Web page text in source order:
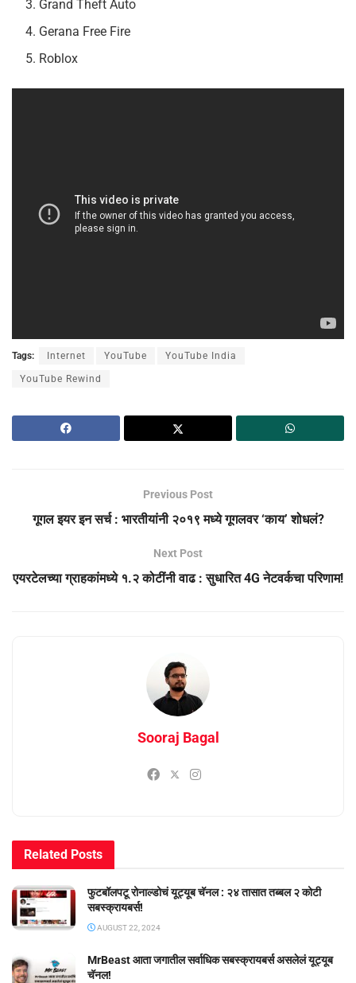
Grand Theft Auto
Gerana Free Fire
Roblox
Tags: Internet YouTube YouTube India
YouTube Rewind
Previous Post
गूगल इयर इन सर्च : भारतीयांनी २०१९ मध्ये गूगलवर ‘काय’ शोधलं?
Next Post
एयरटेलच्या ग्राहकांमध्ये १.२ कोटींनी वाढ : सुधारित 4G नेटवर्कचा परिणाम!
Sooraj Bagal
Related Posts
फुटबॉलपटू रोनाल्डोचं यूट्यूब चॅनल : २४ तासात तब्बल २ कोटी
सबस्क्रायबर्स!
AUGUST 22, 2024
MrBeast आता जगातील सर्वाधिक सबस्क्रायबर्स असलेलं यूट्यूब
चॅनल!